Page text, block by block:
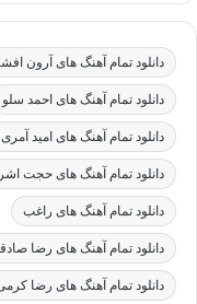
دانلود تمام آهنگ های آرون
دانلود تمام آهنگ های احمد سلو
دانلود تمام آهنگ های امید آمری
دانلود تمام آهنگ های حجت
دانلود تمام آهنگ های راغب
دانلود تمام آهنگ های رضا
دانلود تمام آهنگ های رضا کرمی